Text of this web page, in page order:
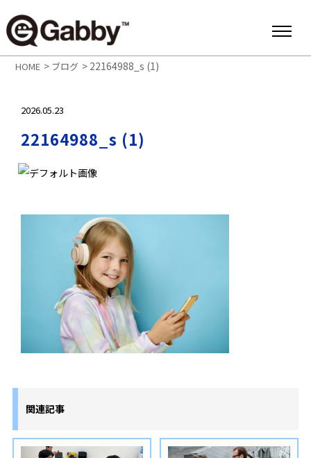
HOME > ブログ > 22164988_s (1)
2026.05.23
22164988_s (1)
関連記事